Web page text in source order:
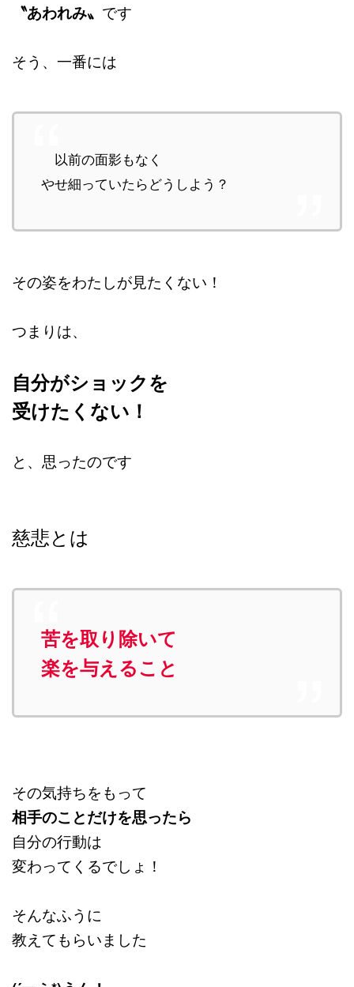
〝あわれみ〟 です
そう、一番には
以前の面影もなく
やせ細っていたらどうしよう？
その姿をわたしが見たくない！
つまりは、
自分がショックを
受けたくない！
と、思ったのです
慈悲とは
苦を取り除いて
楽を与えること
その気持ちをもって
相手のことだけを思ったら
自分の行動は
変わってくるでしょ！
そんなふうに
教えてもらいました